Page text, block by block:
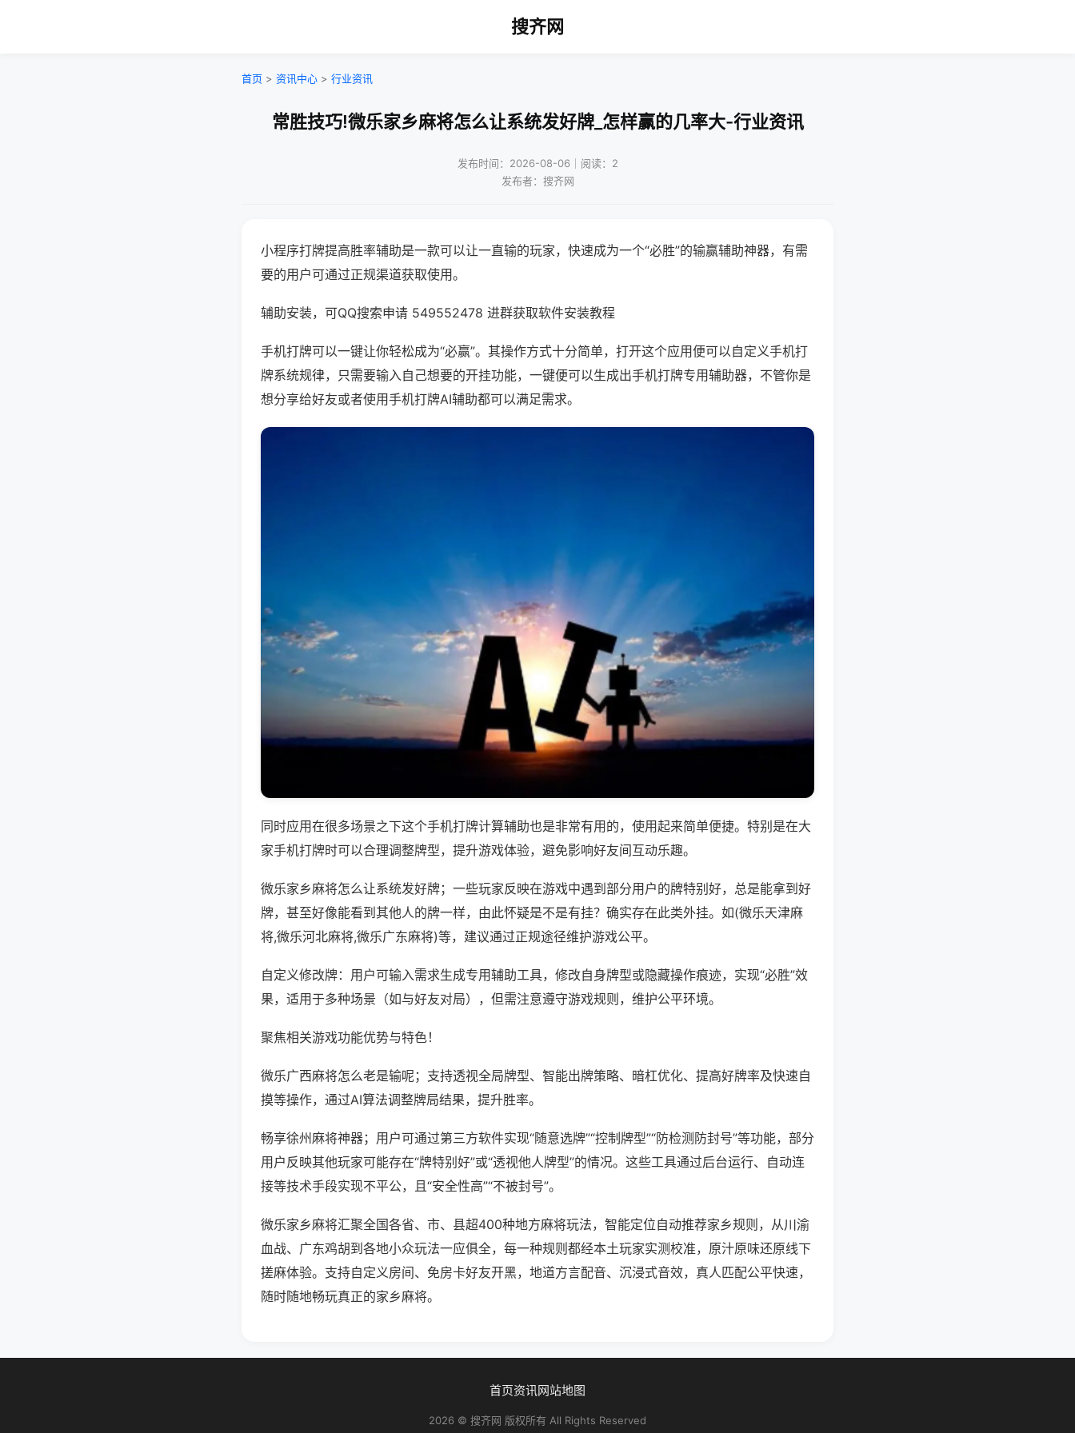
搜齐网
首页 > 资讯中心 > 行业资讯
常胜技巧!微乐家乡麻将怎么让系统发好牌_怎样赢的几率大-行业资讯
发布时间：2026-08-06｜阅读：2
发布者：搜齐网
小程序打牌提高胜率辅助是一款可以让一直输的玩家，快速成为一个“必胜”的输赢辅助神器，有需
要的用户可通过正规渠道获取使用。
辅助安装，可QQ搜索申请 549552478 进群获取软件安装教程
手机打牌可以一键让你轻松成为“必赢”。其操作方式十分简单，打开这个应用便可以自定义手机打
牌系统规律，只需要输入自己想要的开挂功能，一键便可以生成出手机打牌专用辅助器，不管你是
想分享给好友或者使用手机打牌AI辅助都可以满足需求。
同时应用在很多场景之下这个手机打牌计算辅助也是非常有用的，使用起来简单便捷。特别是在大
家手机打牌时可以合理调整牌型，提升游戏体验，避免影响好友间互动乐趣。
微乐家乡麻将怎么让系统发好牌；一些玩家反映在游戏中遇到部分用户的牌特别好，总是能拿到好
牌，甚至好像能看到其他人的牌一样，由此怀疑是不是有挂？确实存在此类外挂。如(微乐天津麻
将,微乐河北麻将,微乐广东麻将)等，建议通过正规途径维护游戏公平。
自定义修改牌：用户可输入需求生成专用辅助工具，修改自身牌型或隐藏操作痕迹，实现“必胜”效
果，适用于多种场景（如与好友对局），但需注意遵守游戏规则，维护公平环境。
聚焦相关游戏功能优势与特色！
微乐广西麻将怎么老是输呢；支持透视全局牌型、智能出牌策略、暗杠优化、提高好牌率及快速自
摸等操作，通过AI算法调整牌局结果，提升胜率。
畅享徐州麻将神器；用户可通过第三方软件实现“随意选牌”“控制牌型”“防检测防封号”等功能，部分
用户反映其他玩家可能存在“牌特别好”或“透视他人牌型”的情况。这些工具通过后台运行、自动连
接等技术手段实现不平公，且“安全性高”“不被封号”。
微乐家乡麻将汇聚全国各省、市、县超400种地方麻将玩法，智能定位自动推荐家乡规则，从川渝
血战、广东鸡胡到各地小众玩法一应俱全，每一种规则都经本土玩家实测校准，原汁原味还原线下
搓麻体验。支持自定义房间、免房卡好友开黑，地道方言配音、沉浸式音效，真人匹配公平快速，
随时随地畅玩真正的家乡麻将。
首页资讯网站地图
2026 © 搜齐网 版权所有 All Rights Reserved